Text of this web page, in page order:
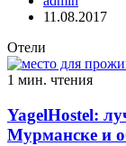
11.08.2017
Отели
1 мин. чтения
YagelHostel:
Мурманске и